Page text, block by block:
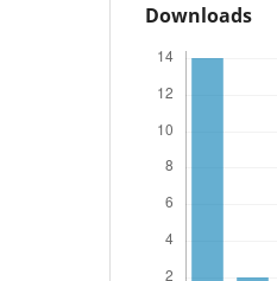
Downloads